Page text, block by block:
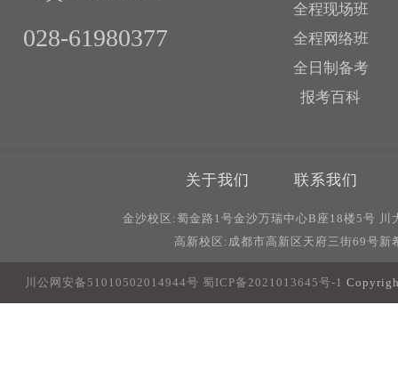
028-61980377
全程现场班
全程网络班
全日制备考
报考百科
关于我们 联系我们
金沙校区:蜀金路1号金沙万瑞中心B座18楼5号
高新校区:成都市高新区天府三街69号
川公网安备51010502014944号 蜀ICP备2021013645号-1